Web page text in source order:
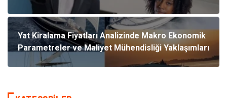
Yat Kiralama Fiyatları Analizinde Makro Ekonomik
Parametreler ve Maliyet Mühendisliği Yaklaşımları